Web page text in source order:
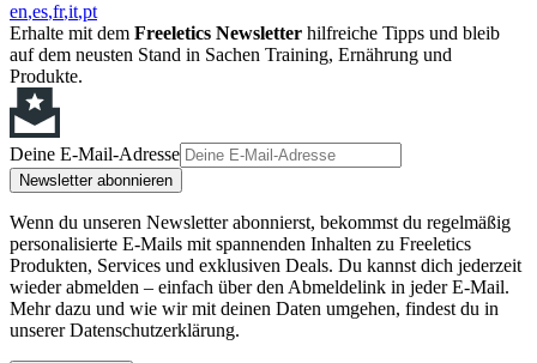
en es fr it pt
Erhalte mit dem Freeletics Newsletter hilfreiche Tipps und bleib
auf dem neusten Stand in Sachen Training, Ernährung und
Produkte.
Deine E-Mail-Adresse
Newsletter abonnieren
Wenn du unseren Newsletter abonnierst, bekommst du regelmäßig
personalisierte E-Mails mit spannenden Inhalten zu Freeletics
Produkten, Services und exklusiven Deals. Du kannst dich jederzeit
wieder abmelden – einfach über den Abmeldelink in jeder E-Mail.
Mehr dazu und wie wir mit deinen Daten umgehen, findest du in
unserer Datenschutzerklärung.